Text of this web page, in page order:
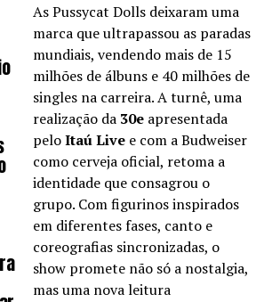
As Pussycat Dolls deixaram uma
marca que ultrapassou as paradas
mundiais, vendendo mais de 15
milhões de álbuns e 40 milhões de
singles na carreira. A turnê, uma
realização da 30e apresentada
peloItaú Live e com a Budweiser
como cerveja oficial, retoma a
identidade que consagrou o
grupo. Com figurinos inspirados
em diferentes fases, canto e
coreografias sincronizadas, o
show promete não só a nostalgia,
mas uma nova leitura